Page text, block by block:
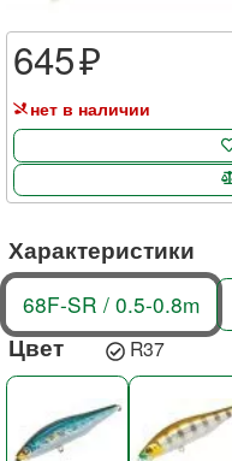
Характеристики
68F-SR / 0.5-0.8m
Цвет R37
645
нет в наличии